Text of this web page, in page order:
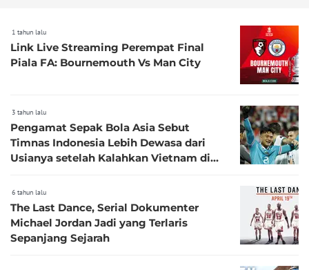
1 tahun lalu
Link Live Streaming Perempat Final
Piala FA: Bournemouth Vs Man City
3 tahun lalu
Pengamat Sepak Bola Asia Sebut
Timnas Indonesia Lebih Dewasa dari
Usianya setelah Kalahkan Vietnam di
6 tahun lalu
The Last Dance, Serial Dokumenter
Michael Jordan Jadi yang Terlaris
Sepanjang Sejarah